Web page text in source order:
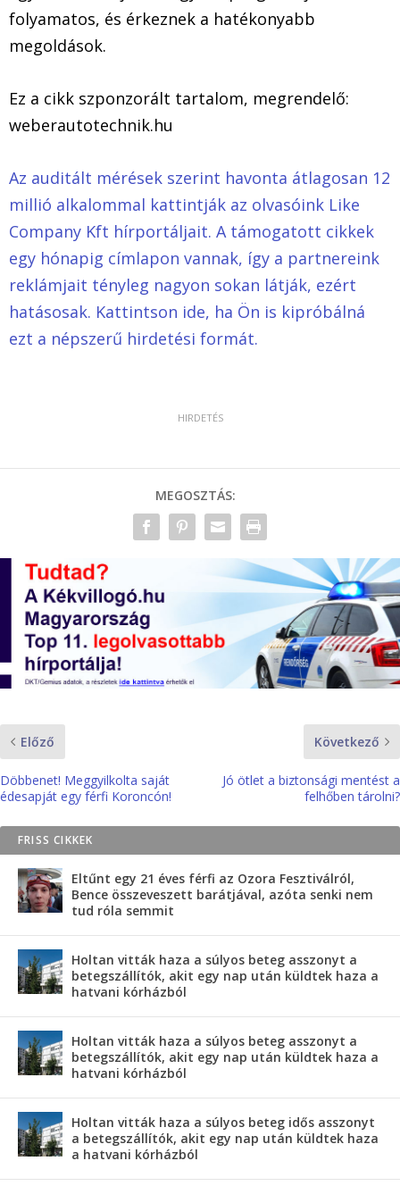
folyamatos, és érkeznek a hatékonyabb
megoldások.
Ez a cikk szponzorált tartalom, megrendelő:
weberautotechnik.hu
Az auditált mérések szerint havonta átlagosan 12
millió alkalommal kattintják az olvasóink Like
Company Kft hírportáljait. A támogatott cikkek
egy hónapig címlapon vannak, így a partnereink
reklámjait tényleg nagyon sokan látják, ezért
hatásosak. Kattintson ide, ha Ön is kipróbálná
ezt a népszerű hirdetési formát.
MEGOSZTÁS:
Előző
Döbbenet! Meggyilkolta saját
édesapját egy férfi Koroncón!
Következő
Jó ötlet a biztonsági mentést a
felhőben tárolni?
FRISS CIKKEK
Eltűnt egy 21 éves férfi az Ozora Fesztiválról,
Bence összeveszett barátjával, azóta senki nem
tud róla semmit
Holtan vitták haza a súlyos beteg asszonyt a
betegszállítók, akit egy nap után küldtek haza a
hatvani kórházból
Holtan vitták haza a súlyos beteg asszonyt a
betegszállítók, akit egy nap után küldtek haza a
hatvani kórházból
Holtan vitták haza a súlyos beteg idős asszonyt
a betegszállítók, akit egy nap után küldtek haza
a hatvani kórházból